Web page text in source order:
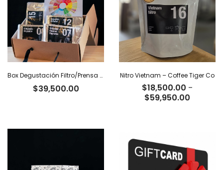
Box Degustación Filtro/Prensa – 400 g
$39,500.00
Nitro Vietnam – Coffee Tiger Co
$18,500.00 -
$59,950.00
hasta